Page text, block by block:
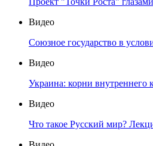
Видео
Союзное государство в
Видео
Украина: корни внутреннего
Видео
Что такое Русский мир?